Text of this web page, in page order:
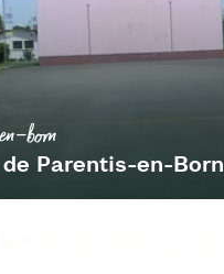
born
Parentis-en-Born